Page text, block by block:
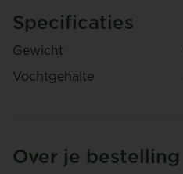
Specificaties
Gewicht
Vochtgehalte
Over je bestelling